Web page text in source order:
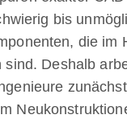
bis
die im
sind. Deshalb